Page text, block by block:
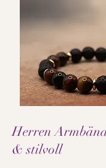
Herren
& stilvoll